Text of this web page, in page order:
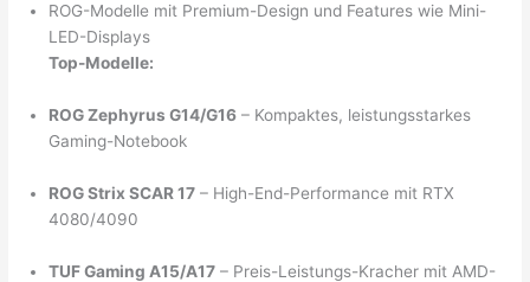
ROG-Modelle mit Premium-Design und Features wie Mini-
LED-Displays
Top-Modelle:
ROG Zephyrus G14/G16 – Kompaktes, leistungsstarkes
Gaming-Notebook
ROG Strix SCAR 17 – High-End-Performance mit RTX
4080/4090
TUF Gaming A15/A17 – Preis-Leistungs-Kracher mit AMD-